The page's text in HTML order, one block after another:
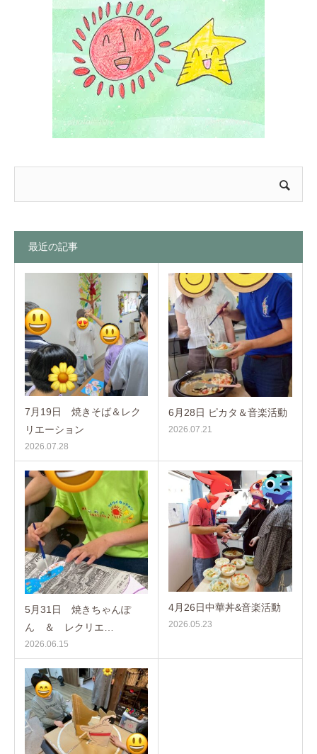
最近の記事
7月19日 焼きそば＆レク
リエーション
2026.07.28
6月28日 ピカタ＆音楽活動
2026.07.21
5月31日 焼きちゃんぽ
ん ＆ レクリエ…
2026.06.15
4月26日中華丼&音楽活動
2026.05.23